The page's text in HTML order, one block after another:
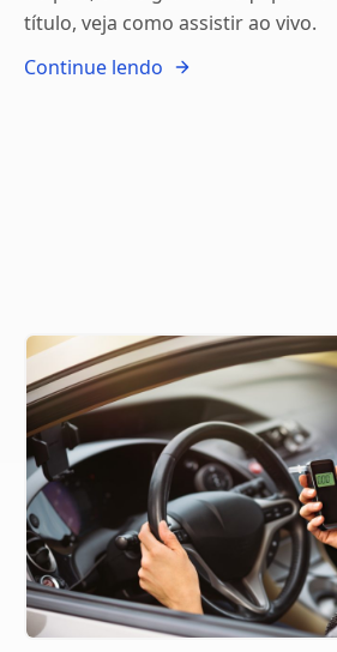
título, veja como assistir ao vivo.
Continue lendo